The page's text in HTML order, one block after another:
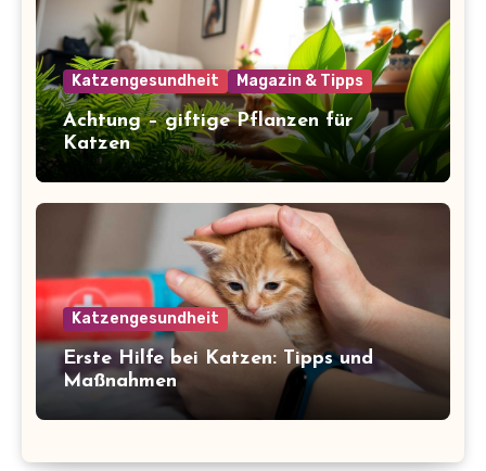
Katzengesundheit Magazin & Tipps
Achtung – giftige Pflanzen für
Katzen
Katzengesundheit
Erste Hilfe bei Katzen: Tipps und
Maßnahmen